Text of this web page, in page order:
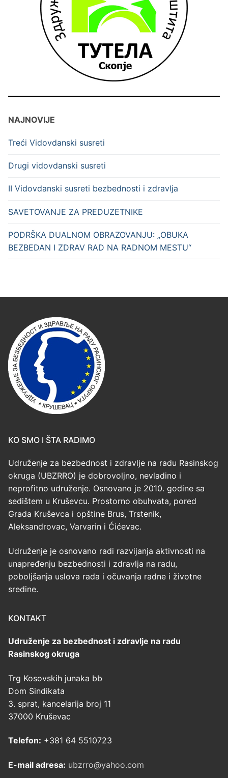
NAJNOVIJE
Treći Vidovdanski susreti
Drugi vidovdanski susreti
II Vidovdanski susreti bezbednosti i zdravlja
SAVETOVANJE ZA PREDUZETNIKE
PODRŠKA DUALNOM OBRAZOVANJU: „OBUKA
BEZBEDAN I ZDRAV RAD NA RADNOM MESTU“
KO SMO I ŠTA RADIMO
Udruženje za bezbednost i zdravlje na radu Rasinskog
okruga (UBZRRO) je dobrovoljno, nevladino i
neprofitno udruženje. Osnovano je 2010. godine sa
sedištem u Kruševcu. Prostorno obuhvata, pored
Grada Kruševca i opštine Brus, Trstenik,
Aleksandrovac, Varvarin i Ćićevac.
Udruženje je osnovano radi razvijanja aktivnosti na
unapređenju bezbednosti i zdravlja na radu,
poboljšanja uslova rada i očuvanja radne i životne
sredine.
KONTAKT
Udruženje za bezbednost i zdravlje na radu
Rasinskog okruga
Trg Kosovskih junaka bb
Dom Sindikata
3. sprat, kancelarija broj 11
37000 Kruševac
Telefon: +381 64 5510723
E-mail adresa: ubzrro@yahoo.com